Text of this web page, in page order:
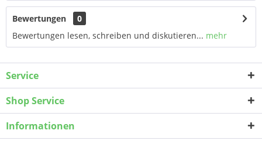
Bewertungen
0
Bewertungen lesen, schreiben und diskutieren... mehr
Service
Shop Service
Informationen